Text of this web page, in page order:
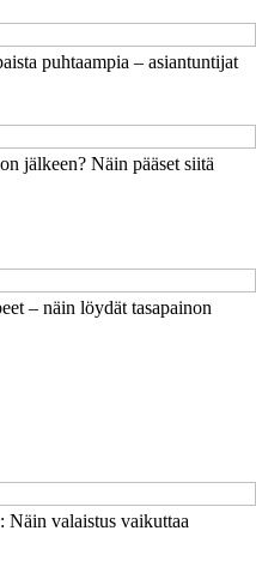
puhtaampia – asiantuntijat
jälkeen? Näin pääset siitä
– näin löydät tasapainon
Näin valaistus vaikuttaa